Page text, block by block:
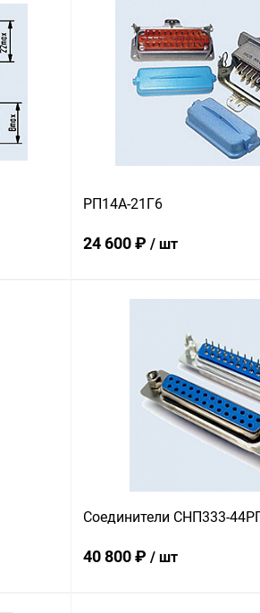
РП14А-21Г6
24 600 ₽ / шт
Купить в 1 клик
В избранное
Соединители СНП333-
40 800 ₽ / шт